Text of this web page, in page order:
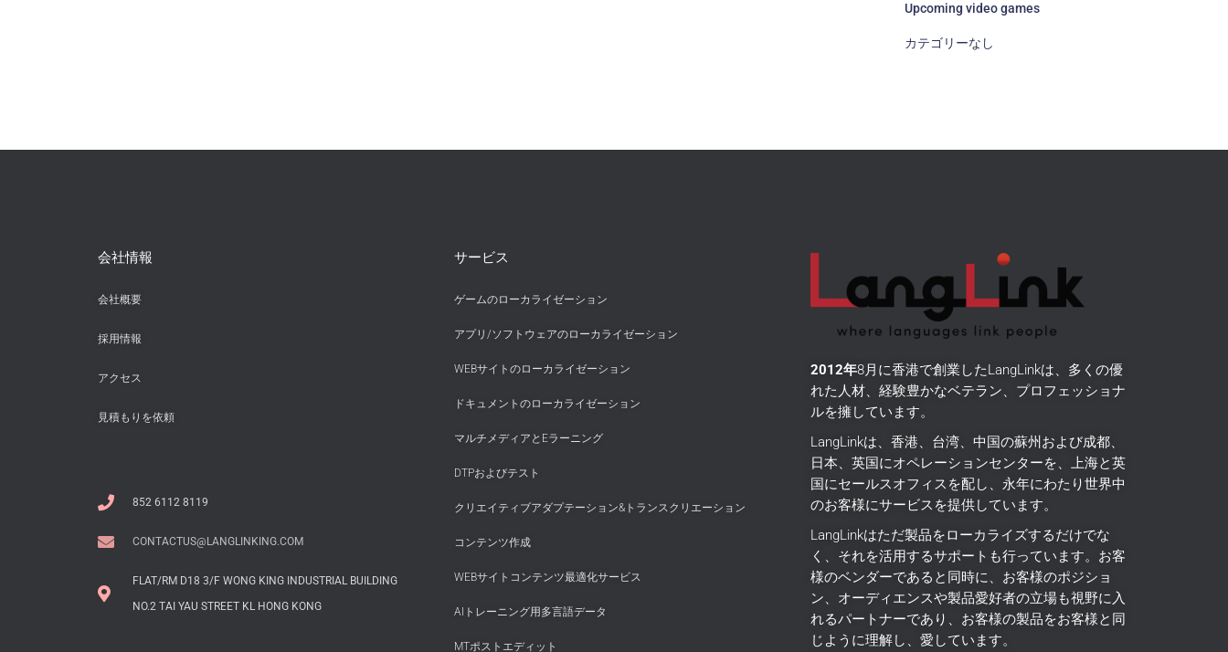
Upcoming video games
カテゴリーなし
会社情報
会社概要
採用情報
アクセス
見積もりを依頼
852 6112 8119
CONTACTUS@LANGLINKING.COM
FLAT/RM D18 3/F WONG KING INDUSTRIAL BUILDING
NO.2 TAI YAU STREET KL HONG KONG
サービス
ゲームのローカライゼーション
アプリ/ソフトウェアのローカライゼーション
WEBサイトのローカライゼーション
ドキュメントのローカライゼーション
マルチメディアとEラーニング
DTPおよびテスト
クリエイティブアダプテーション&トランスクリエーション
コンテンツ作成
WEBサイトコンテンツ最適化サービス
AIトレーニング用多言語データ
MTポストエディット
2012年8月に香港で創業したLangLinkは、多くの優
れた人材、経験豊かなベテラン、プロフェッショナ
ルを擁しています。
LangLinkは、香港、台湾、中国の蘇州および成都、
日本、英国にオペレーションセンターを、上海と英
国にセールスオフィスを配し、永年にわたり世界中
のお客様にサービスを提供しています。
LangLinkはただ製品をローカライズするだけでな
く、それを活用するサポートも行っています。 お客
様のベンダーであると同時に、お客様のポジショ
ン、オーディエンスや製品愛好者の立場も視野に入
れるパートナーであり、お客様の製品をお客様と同
じように理解し、愛しています。